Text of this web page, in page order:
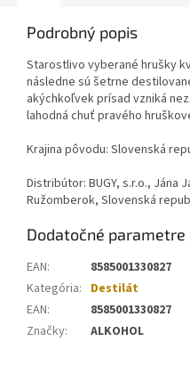
Podrobný popis
Starostlivo vyberané hrušky
následne sú šetrne
akýchkoľvek prísad vzniká
lahodná chuť pravého
Krajina pôvodu: Slovenská
Distribútor: BUGY, s.r.o., Jána
Ružomberok, Slovenská
Dodatočné parametre
EAN:
8585001330827
Kategória: Destilát
EAN:
8585001330827
Značky: ALKOHOL